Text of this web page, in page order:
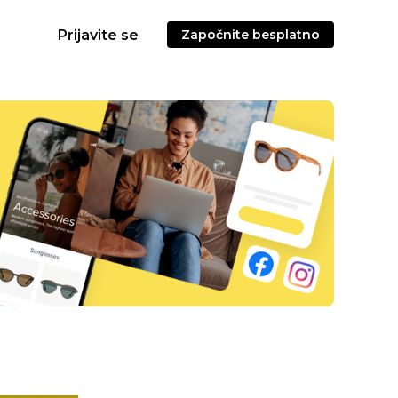
Prijavite se Započnite besplatno